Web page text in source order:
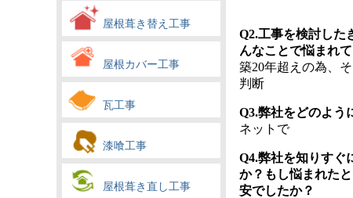
屋根葺き替え工事
屋根カバー工事
瓦工事
漆喰工事
屋根葺き直し工事
Q2.工事を検討した
んなことで悩まれ
築20年超えの為、
判断
Q3.弊社をどのよう
ネットで
Q4.弊社を知りすぐ
か？もし悩まれた
安でしたか？